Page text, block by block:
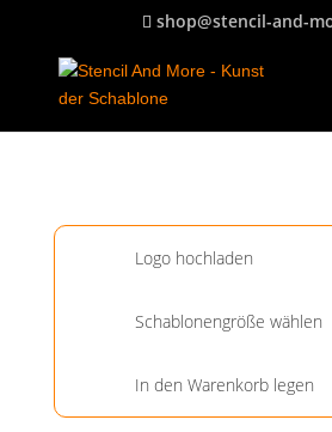
shop@stencil-and-
Logo hochladen
Schablonengröße wählen
In den Warenkorb legen